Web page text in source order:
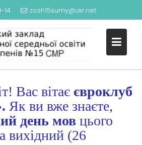
14 zosh15sumy@ukr.net
ДЕНЬ МОВ
Вас вітає євроклуб
Як ви вже знаєте,
день мов цього
вихідний (26